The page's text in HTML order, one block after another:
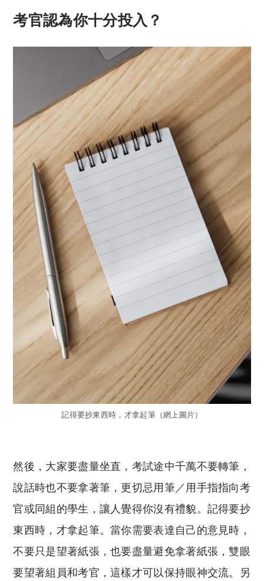
考官認為你十分投入？
記得要抄東西時，才拿起筆（網上圖片）
然後，大家要盡量坐直，考試途中千萬不要轉筆，
說話時也不要拿著筆，更切忌用筆／用手指指向考
官或同組的學生，讓人覺得你沒有禮貌。記得要抄
東西時，才拿起筆。當你需要表達自己的意見時，
不要只是望著紙張，也要盡量避免拿著紙張，雙眼
要望著組員和考官，這樣才可以保持眼神交流。另